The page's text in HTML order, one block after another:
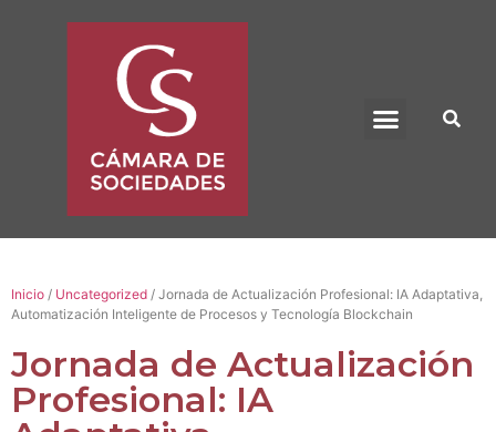
Inicio / Uncategorized / Jornada de Actualización Profesional: IA Adaptativa,
Automatización Inteligente de Procesos y Tecnología Blockchain
Jornada de Actualización
Profesional: IA